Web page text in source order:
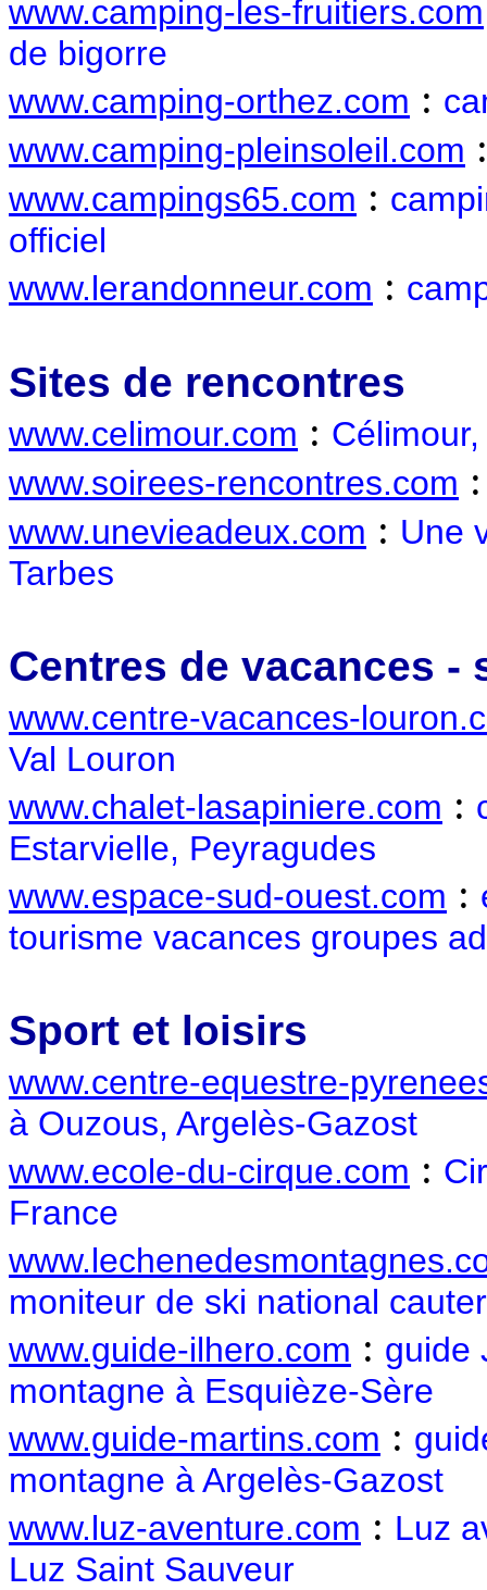
www.camping-les-fruitiers.com
de bigorre
www.camping-orthez.com :
www.camping-pleinsoleil.com
www.campings65.com :
officiel
www.lerandonneur.com :
Sites de rencontres
www.celimour.com :
www.soirees-rencontres.com
www.unevieadeux.com : Une
Tarbes
Centres de vacances -
www.centre-vacances-
Val Louron
www.chalet-lasapiniere.com :
Estarvielle, Peyragudes
www.espace-sud-ouest.com :
tourisme vacances groupes
Sport et loisirs
www.centre-equestre-
à Ouzous, Argelès-Gazost
www.ecole-du-cirque.com :
France
moniteur de ski national
www.guide-ilhero.com : guide
montagne à Esquièze-Sère
www.guide-martins.com :
montagne à Argelès-Gazost
www.luz-aventure.com : Luz
Luz Saint Sauveur